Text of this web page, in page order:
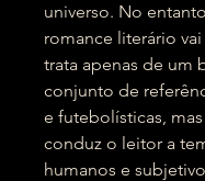
universo. No
romance literário
trata apenas de um
conjunto de
e futebolísticas,
conduz o leitor a
humanos e